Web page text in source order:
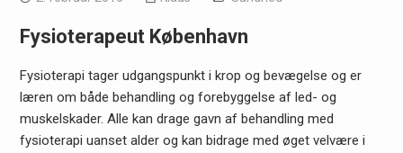
Fysioterapeut København
Fysioterapi tager udgangspunkt i krop og bevægelse og er
læren om både behandling og forebyggelse af led- og
muskelskader. Alle kan drage gavn af behandling med
fysioterapi uanset alder og kan bidrage med øget velvære i